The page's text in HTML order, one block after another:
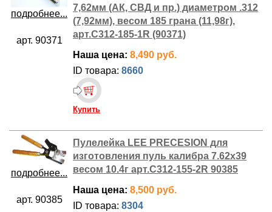
подробнее...
арт. 90371
7,62мм (АК, СВД и пр.) диаметром .312
(7,92мм), весом 185 грана (11,98г),
арт.C312-185-1R (90371)
Наша цена: 8,490 руб.
ID товара: 8660
Купить
подробнее...
арт. 90385
Пулелейка LEE PRECESION для
изготовления пуль калибра 7.62х39
весом 10.4г арт.С312-155-2R 90385
Наша цена: 8,500 руб.
ID товара: 8304